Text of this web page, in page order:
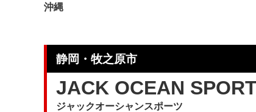
沖縄
静岡・牧之原市
JACK OCEAN
ジャックオーシャンスポーツ